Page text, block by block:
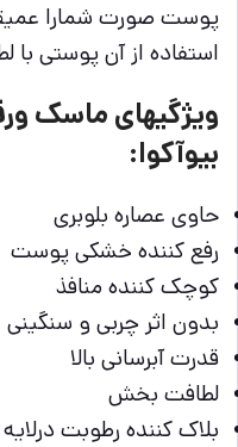
پوست صورت شمارا
استفاده از آن پوستی
ویژگیهای ماسک
بیوآکوا:
حاوی عصاره بلوبری
رفع کننده خشکی پوست
کوچک کننده منافذ
بدون اثر چربی و سنگینی
قدرت آبرسانی بالا
لطافت بخش
بلاک کننده رطوبت